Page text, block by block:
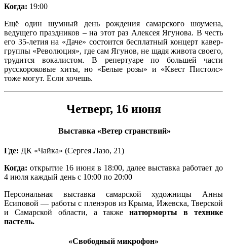
Когда: 19:00
Ещё один шумный день рождения самарского шоумена,
ведущего праздников – на этот раз Алексея Ягунова. В честь
его 35-летия на «Даче» состоится бесплатный концерт кавер-
группы «Революция», где сам Ягунов, не щадя живота своего,
трудится вокалистом. В репертуаре по большей части
русскороковые хиты, но «Белые розы» и «Квест Пистолс»
тоже могут. Если хочешь.
Четверг, 16 июня
Выставка «Ветер странствий»
Где: ДК «Чайка» (Сергея Лазо, 21)
Когда: открытие 16 июня в 18:00, далее выставка работает до
4 июля каждый день с 10:00 по 20:00
Персональная выставка самарской художницы Анны
Есиповой — работы с пленэров из Крыма, Ижевска, Тверской
и Самарской области, а такженатюрморты в технике
пастель.
«Свободный микрофон»